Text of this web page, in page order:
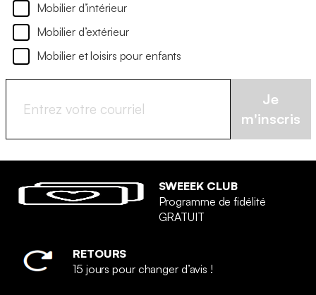
Mobilier d’intérieur
Mobilier d’extérieur
Mobilier et loisirs pour enfants
Je
m'inscris
SWEEEK CLUB
Programme de fidélité
GRATUIT
RETOURS
15 jours pour changer d’avis !